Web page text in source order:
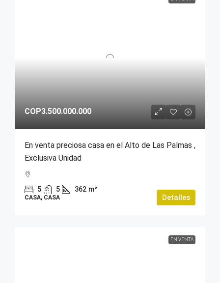
COP3.500.000.000
En venta preciosa casa en el Alto de Las Palmas ,
Exclusiva Unidad
5 5 362 m²
CASA, CASA Detalles
EN VENTA